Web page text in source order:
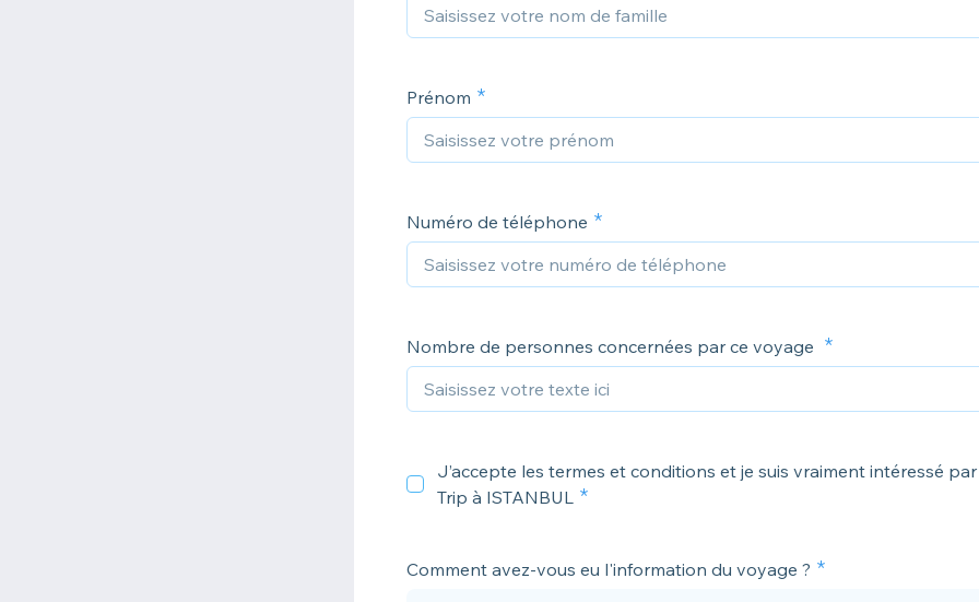
Prénom
Numéro de téléphone
Nombre de personnes concernées par ce voyage
J’accepte les termes et conditions et je suis vraiment intéressé
Trip à ISTANBUL
Comment avez-vous eu l'information du voyage ?